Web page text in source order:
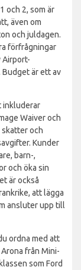
och 2, som är
även om
och juldagen.
förfrågningar
Airport-
är ett av
inkluderar
Waiver och
och
Kunder
barn-,
och öka sin
är också
att lägga
ansluter upp till
ordna med att
från Mini-
som Ford